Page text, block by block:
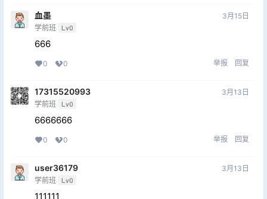
血墨
学前班 Lv0
3月15日
666
0 0 举报 回复
17315520993
学前班 Lv0
3月13日
6666666
0 0 举报 回复
user36179
学前班 Lv0
3月13日
111111